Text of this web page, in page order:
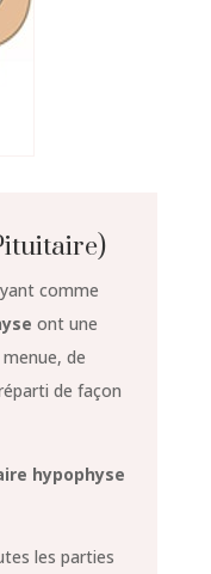
comme
ont une
de
de façon
hypophyse
les parties